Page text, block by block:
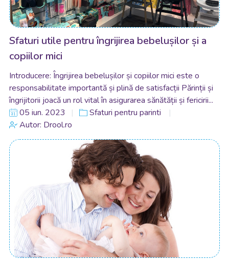
Sfaturi utile pentru îngrijirea bebelușilor și a
copiilor mici
Introducere: Îngrijirea bebelușilor și copiilor mici este o
responsabilitate importantă și plină de satisfacții Părinții și
îngrijitorii joacă un rol vital în asigurarea sănătății și fericirii...
05 iun. 2023
Sfaturi pentru parinti
Autor: Drool.ro